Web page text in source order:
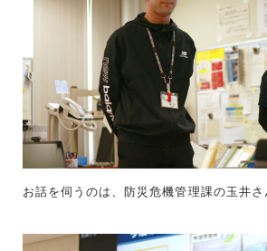
お話を伺うのは、防災危機管理課の玉井さ